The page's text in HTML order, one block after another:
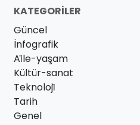
KATEGORILER
Güncel
İnfografik
Ai̇le-yaşam
Kültür-sanat
Teknoloji̇
Tarih
Genel